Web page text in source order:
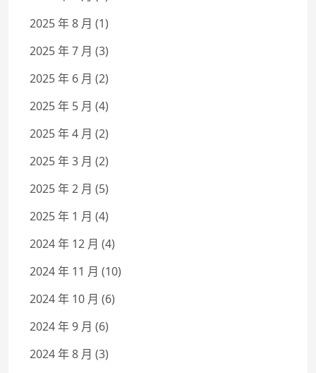
2025 年 8 月 (1)
2025 年 7 月 (3)
2025 年 6 月 (2)
2025 年 5 月 (4)
2025 年 4 月 (2)
2025 年 3 月 (2)
2025 年 2 月 (5)
2025 年 1 月 (4)
2024 年 12 月 (4)
2024 年 11 月 (10)
2024 年 10 月 (6)
2024 年 9 月 (6)
2024 年 8 月 (3)